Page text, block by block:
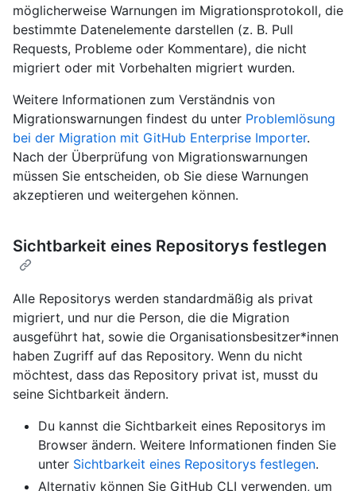
möglicherweise Warnungen im Migrationsprotokoll, die
bestimmte Datenelemente darstellen (z. B. Pull
Requests, Probleme oder Kommentare), die nicht
migriert oder mit Vorbehalten migriert wurden.
Weitere Informationen zum Verständnis von
Migrationswarnungen findest du unter Problemlösung
bei der Migration mit GitHub Enterprise Importer.
Nach der Überprüfung von Migrationswarnungen
müssen Sie entscheiden, ob Sie diese Warnungen
akzeptieren und weitergehen können.
Sichtbarkeit eines Repositorys festlegen
Alle Repositorys werden standardmäßig als privat
migriert, und nur die Person, die die Migration
ausgeführt hat, sowie die Organisationsbesitzer*innen
haben Zugriff auf das Repository. Wenn du nicht
möchtest, dass das Repository privat ist, musst du
seine Sichtbarkeit ändern.
Du kannst die Sichtbarkeit eines Repositorys im
Browser ändern. Weitere Informationen finden Sie
unter Sichtbarkeit eines Repositorys festlegen.
Alternativ können Sie GitHub CLI verwenden, um